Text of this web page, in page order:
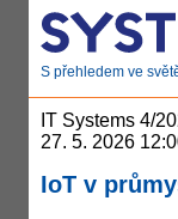
S přehledem ve
IT Systems 4/
27. 5. 2026
IoT v